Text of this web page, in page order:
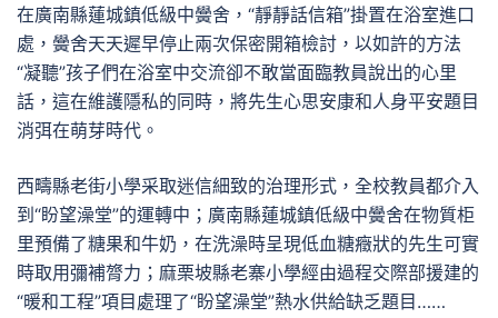
在廣南縣蓮城鎮低級中黌舍，“靜靜話信箱”掛置在浴室進口
處，黌舍天天遲早停止兩次保密開箱檢討，以如許的方法
“凝聽”孩子們在浴室中交流卻不敢當面臨教員說出的心里
話，這在維護隱私的同時，將先生心思安康和人身平安題目
消弭在萌芽時代。
西疇縣老街小學采取迷信細致的治理形式，全校教員都介入
到“盼望澡堂”的運轉中；廣南縣蓮城鎮低級中黌舍在物質柜
里預備了糖果和牛奶，在洗澡時呈現低血糖癥狀的先生可實
時取用彌補膂力；麻栗坡縣老寨小學經由過程交際部援建的
“暖和工程”項目處理了“盼望澡堂”熱水供給缺乏題目……